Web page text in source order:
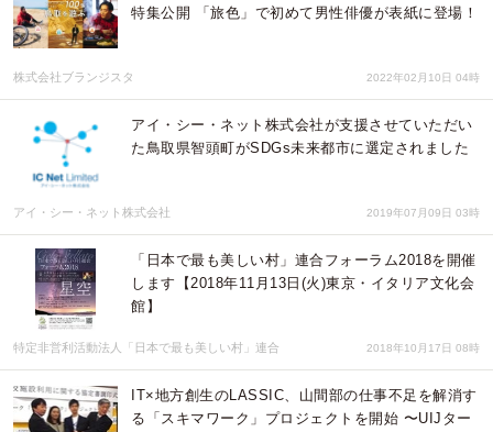
特集公開 「旅色」で初めて男性俳優が表紙に登場！
株式会社ブランジスタ 2022年02月10日 04時
アイ・シー・ネット株式会社が支援させていただい
た鳥取県智頭町がSDGs未来都市に選定されました
アイ・シー・ネット株式会社 2019年07月09日 03時
「日本で最も美しい村」連合フォーラム2018を開催
します【2018年11月13日(火)東京・イタリア文化会
館】
特定非営利活動法人「日本で最も美しい村」連合 2018年10月17日 08時
IT×地方創生のLASSIC、山間部の仕事不足を解消す
る「スキマワーク」プロジェクトを開始 〜UIJター